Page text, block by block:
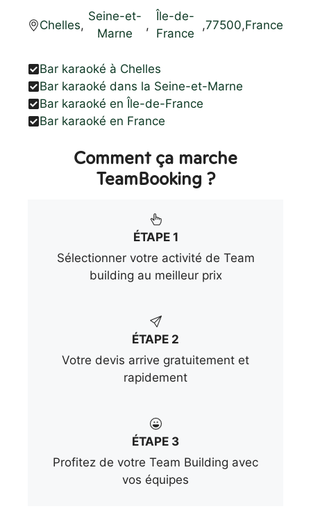
Chelles,
Seine-et-
Marne
,
Île-de-
France
,77500,France
Bar karaoké à Chelles
Bar karaoké dans la Seine-et-Marne
Bar karaoké en Île-de-France
Bar karaoké en France
Comment ça marche
TeamBooking ?
ÉTAPE 1
Sélectionner votre activité de Team
building au meilleur prix
ÉTAPE 2
Votre devis arrive gratuitement et
rapidement
ÉTAPE 3
Profitez de votre Team Building avec
vos équipes